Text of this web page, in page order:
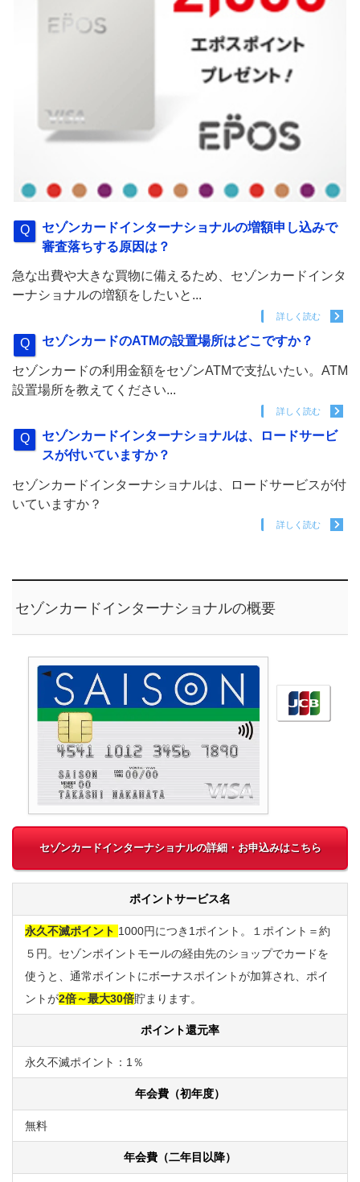
セゾンカードインターナショナルの増額申し込みで
審査落ちする原因は？
急な出費や大きな買物に備えるため、セゾンカードインタ
ーナショナルの増額をしたいと...
詳しく読む
セゾンカードのATMの設置場所はどこですか？
セゾンカードの利用金額をセゾンATMで支払いたい。ATM
設置場所を教えてください...
詳しく読む
セゾンカードインターナショナルは、ロードサービ
スが付いていますか？
セゾンカードインターナショナルは、ロードサービスが付
いていますか？
詳しく読む
セゾンカードインターナショナルの概要
セゾンカードインターナショナルの詳細・お申込みはこちら
ポイントサービス名
永久不滅ポイント 1000円につき1ポイント。１ポイント＝約
５円。セゾンポイントモールの経由先のショップでカードを
使うと、通常ポイントにボーナスポイントが加算され、ポイ
ントが2倍～最大30倍貯まります。
ポイント還元率
永久不滅ポイント：1％
年会費（初年度）
無料
年会費（二年目以降）